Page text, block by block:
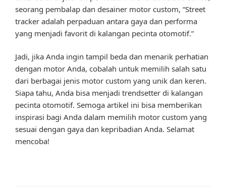
seorang pembalap dan desainer motor custom, “Street
tracker adalah perpaduan antara gaya dan performa
yang menjadi favorit di kalangan pecinta otomotif.”
Jadi, jika Anda ingin tampil beda dan menarik perhatian
dengan motor Anda, cobalah untuk memilih salah satu
dari berbagai jenis motor custom yang unik dan keren.
Siapa tahu, Anda bisa menjadi trendsetter di kalangan
pecinta otomotif. Semoga artikel ini bisa memberikan
inspirasi bagi Anda dalam memilih motor custom yang
sesuai dengan gaya dan kepribadian Anda. Selamat
mencoba!